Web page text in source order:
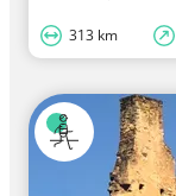
313 km